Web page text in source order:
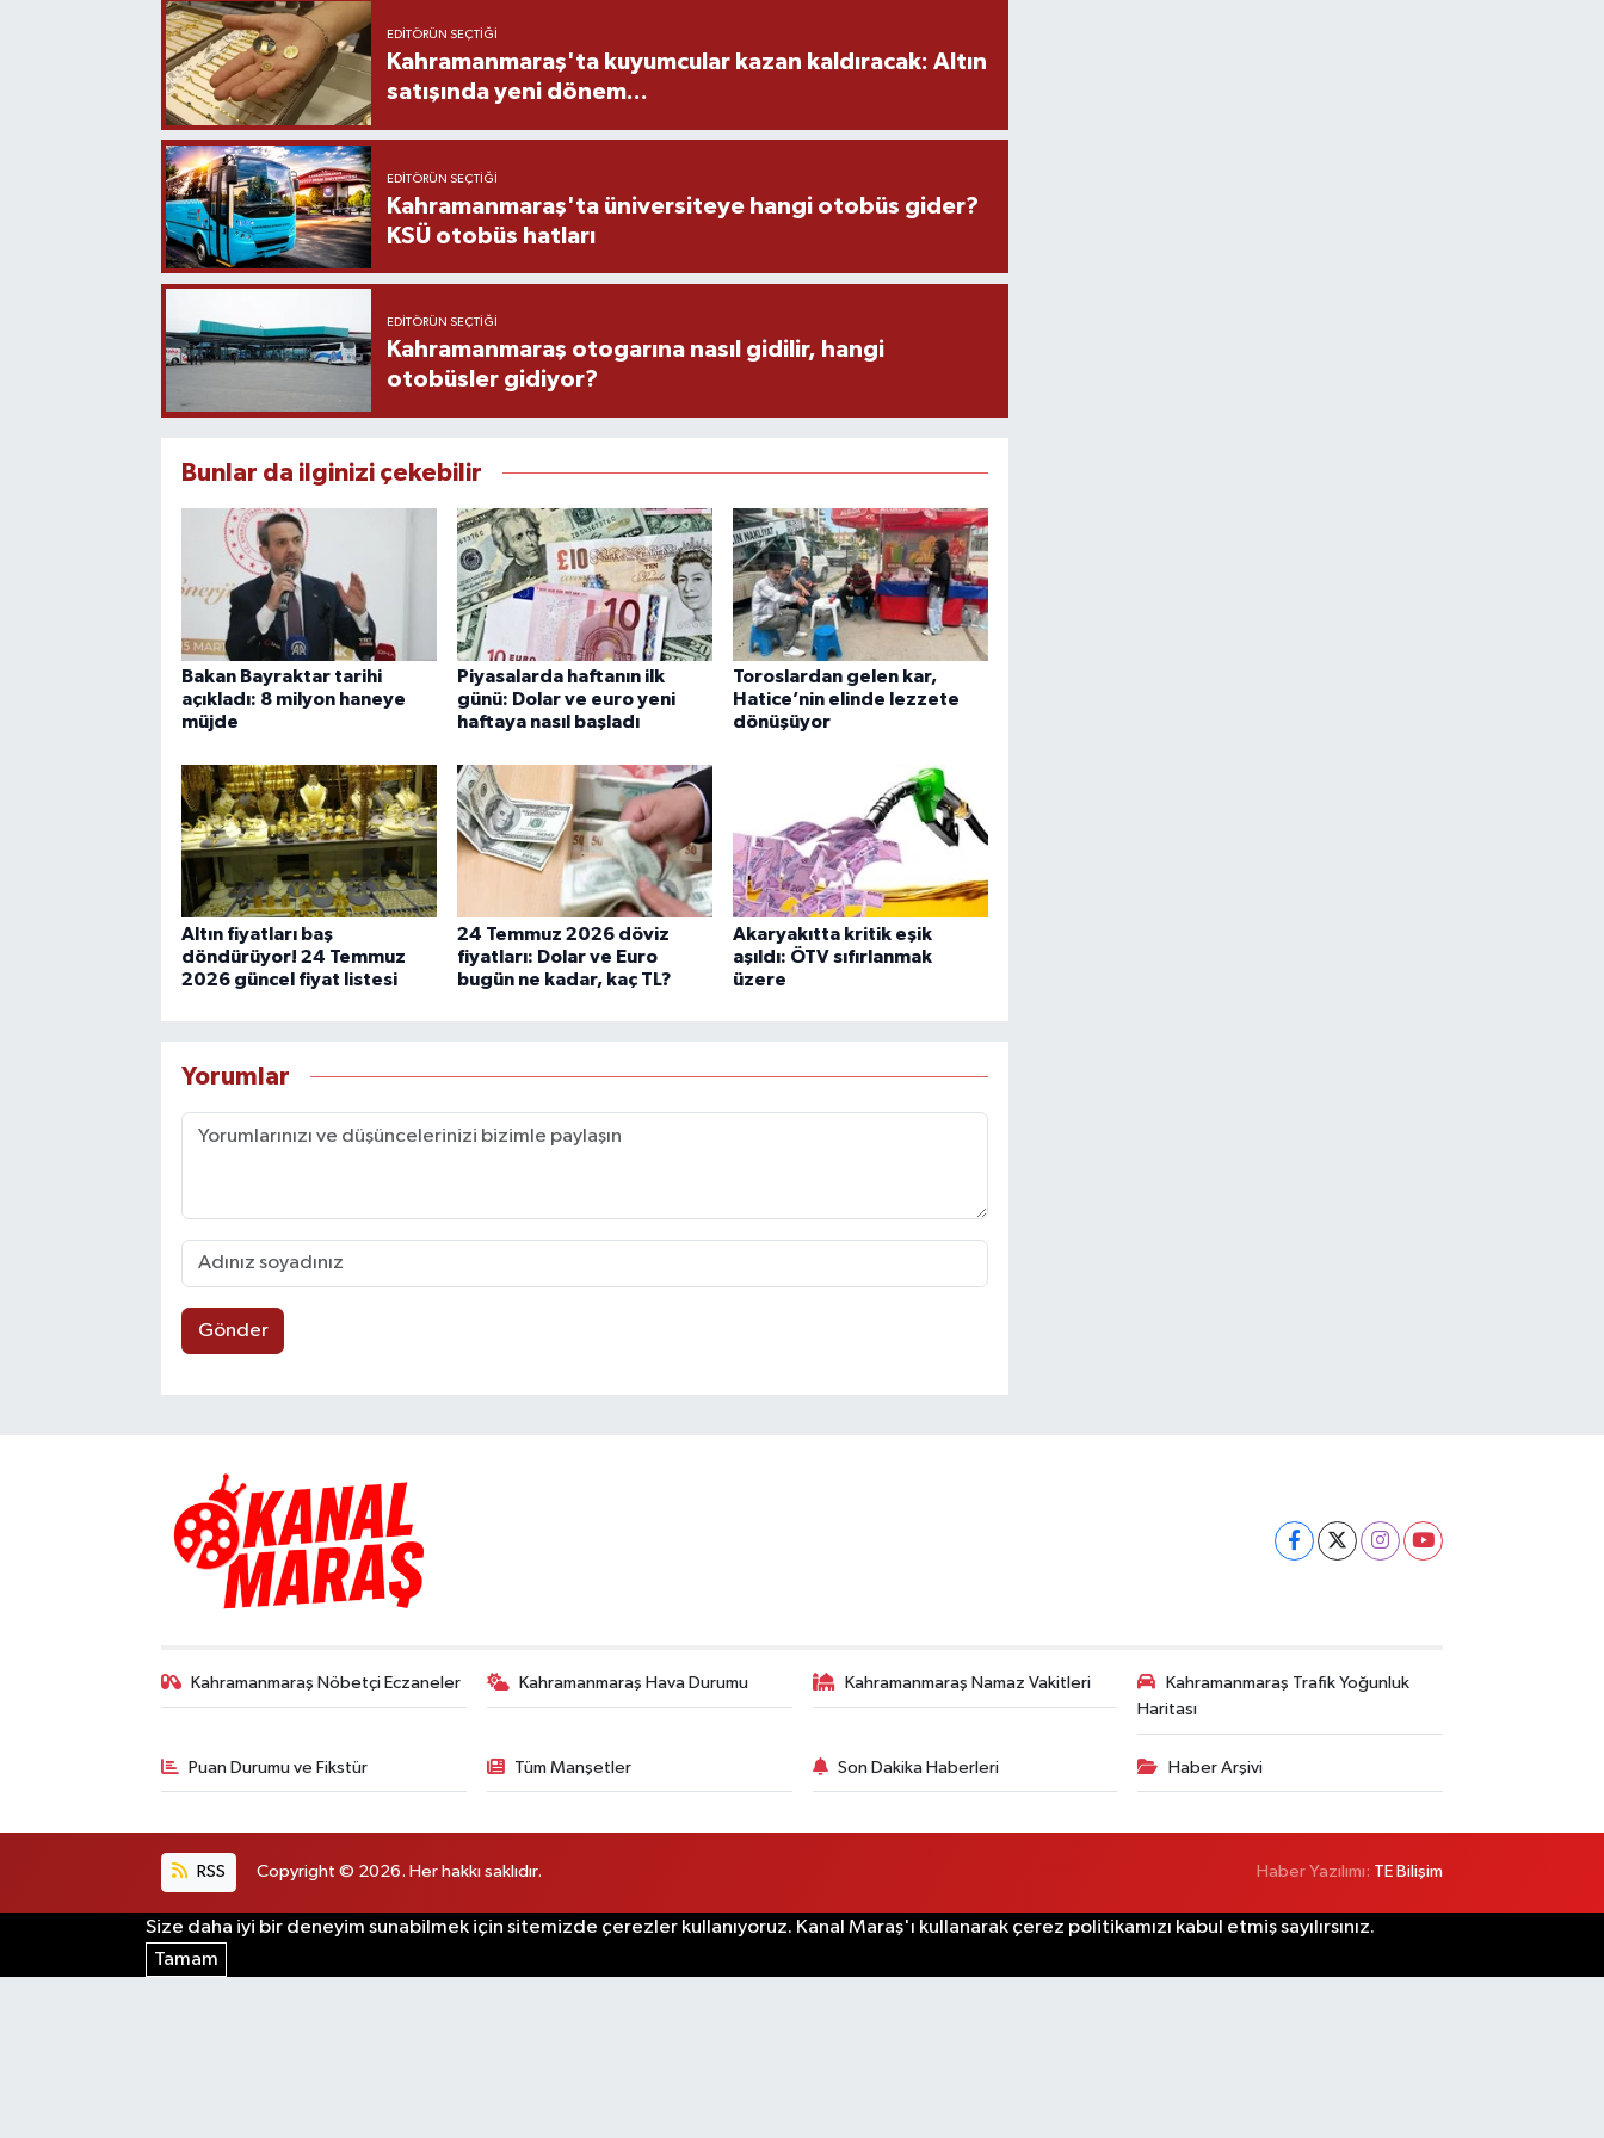
EDITÖRÜN SEÇTIĞI
Kahramanmaraş'ta kuyumcular kazan kaldıracak: Altın
satışında yeni dönem...
EDITÖRÜN SEÇTIĞI
Kahramanmaraş'ta üniversiteye hangi otobüs gider?
KSÜ otobüs hatları
EDITÖRÜN SEÇTIĞI
Kahramanmaraş otogarına nasıl gidilir, hangi
otobüsler gidiyor?
Bunlar da ilginizi çekebilir
Bakan Bayraktar tarihi
açıkladı: 8 milyon haneye
müjde
Piyasalarda haftanın ilk
günü: Dolar ve euro yeni
haftaya nasıl başladı
Toroslardan gelen kar,
Hatice’nin elinde lezzete
dönüşüyor
Altın fiyatları baş
döndürüyor! 24 Temmuz
2026 güncel fiyat listesi
24 Temmuz 2026 döviz
fiyatları: Dolar ve Euro
bugün ne kadar, kaç TL?
Akaryakıtta kritik eşik
aşıldı: ÖTV sıfırlanmak
üzere
Yorumlar
Gönder
Kahramanmaraş Nöbetçi Eczaneler Kahramanmaraş Hava Durumu Kahramanmaraş Namaz Vakitleri
Kahramanmaraş Trafik Yoğunluk
Haritası
Puan Durumu ve Fikstür Tüm Manşetler Son Dakika Haberleri Haber Arşivi
RSS Copyright © 2026. Her hakkı saklıdır. Haber Yazılımı: TE Bilişim
Size daha iyi bir deneyim sunabilmek için sitemizde çerezler kullanıyoruz. Kanal Maraş'ı kullanarak çerez politikamızı kabul etmiş sayılırsınız.
Tamam